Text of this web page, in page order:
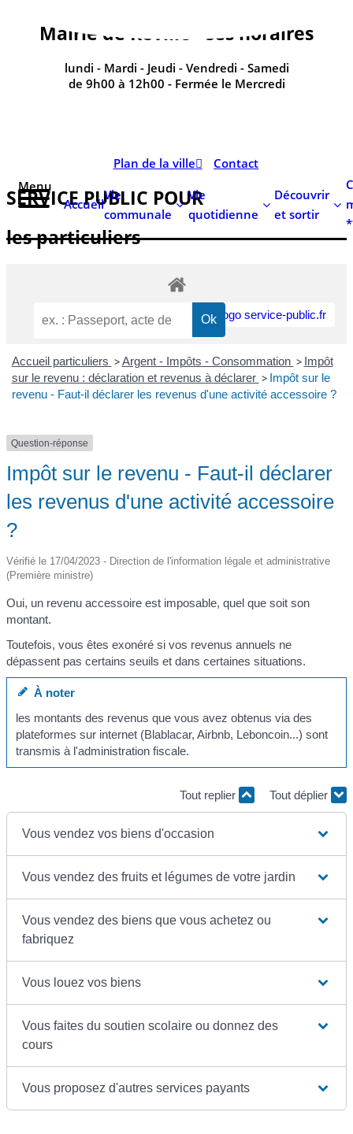
Mairie de Réville - ses horaires
lundi - Mardi - Jeudi - Vendredi - Samedi
de 9h00 à 12h00 - Fermée le Mercredi
Plan de la ville
Contact
Menu
Accueil
Vie
communale
Vie
quotidienne
Découvrir
et sortir
SERVICE PUBLIC POUR​
les particuliers
Accueil particuliers > Argent - Impôts - Consommation > Impôt
sur le revenu : déclaration et revenus à déclarer > Impôt sur le
revenu - Faut-il déclarer les revenus d'une activité accessoire ?
Question-réponse
Impôt sur le revenu - Faut-il déclarer
les revenus d'une activité accessoire
?
Vérifié le 17/04/2023 - Direction de l'information légale et administrative
(Première ministre)
Oui, un revenu accessoire est imposable, quel que soit son
montant.
Toutefois, vous êtes exonéré si vos revenus annuels ne
dépassent pas certains seuils et dans certaines situations.
À noter
les montants des revenus que vous avez obtenus via des
plateformes sur internet (Blablacar, Airbnb, Leboncoin...) sont
transmis à l'administration fiscale.
Tout replier Tout déplier
Vous vendez vos biens d'occasion
Vous vendez des fruits et légumes de votre jardin
Vous vendez des biens que vous achetez ou
fabriquez
Vous louez vos biens
Vous faites du soutien scolaire ou donnez des
cours
Vous proposez d'autres services payants